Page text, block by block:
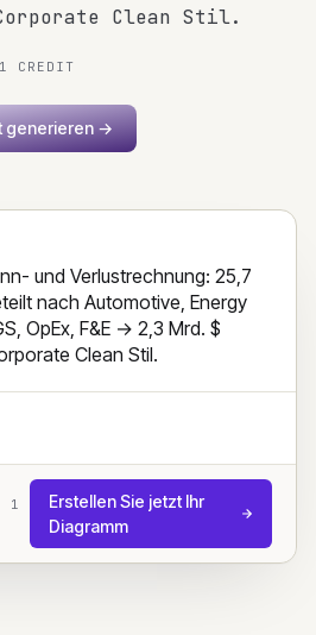
Clean Stil.
CREDIT
generieren→
und Verlustrechnung: 25,7
nach Automotive, Energy
OpEx, F&E → 2,3 Mrd. $
Clean Stil.
1
Erstellen Sie jetzt Ihr
Diagramm